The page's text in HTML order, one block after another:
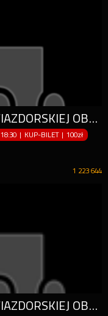
PRZEZABAWNA FARSA W GWIAZDORSKIEJ OBSADZIE! HIT 2023!
18:30 | KUP-BILET |100zł
1 223 644
PRZEZABAWNA FARSA W GWIAZDORSKIEJ OBSADZIE! HIT 2023!